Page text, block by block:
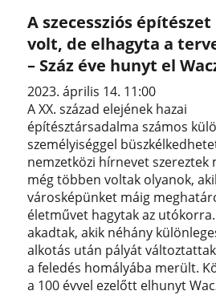
A szecessziós
volt, de elhagyta a
– Száz éve hunyt el
2023. április 14. 11:00
A XX. század elejének hazai
építésztársadalma számos
személyiséggel
nemzetközi hírnevet szereztek
még többen voltak olyanok,
városképünket máig
életművet hagytak az
akadtak, akik néhány
alkotás után pályát
a feledés homályába merült.
a 100 évvel ezelőtt elhunyt